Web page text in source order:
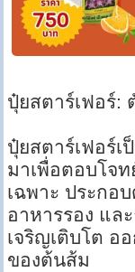
ปุ๋ยสตาร์เฟอร์
ปุ๋ยสตาร์เฟอร์
มาเพื่อตอบโจ
เฉพาะ ประกอ
อาหารรอง แล
เจริญเติบโต อ
ของต้นส้ม